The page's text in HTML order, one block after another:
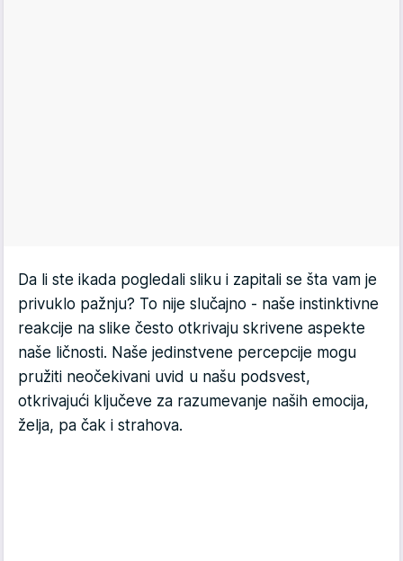
Da li ste ikada pogledali sliku i zapitali se šta vam je
privuklo pažnju? To nije slučajno - naše instinktivne
reakcije na slike često otkrivaju skrivene aspekte
naše ličnosti. Naše jedinstvene percepcije mogu
pružiti neočekivani uvid u našu podsvest,
otkrivajući ključeve za razumevanje naših emocija,
želja, pa čak i strahova.